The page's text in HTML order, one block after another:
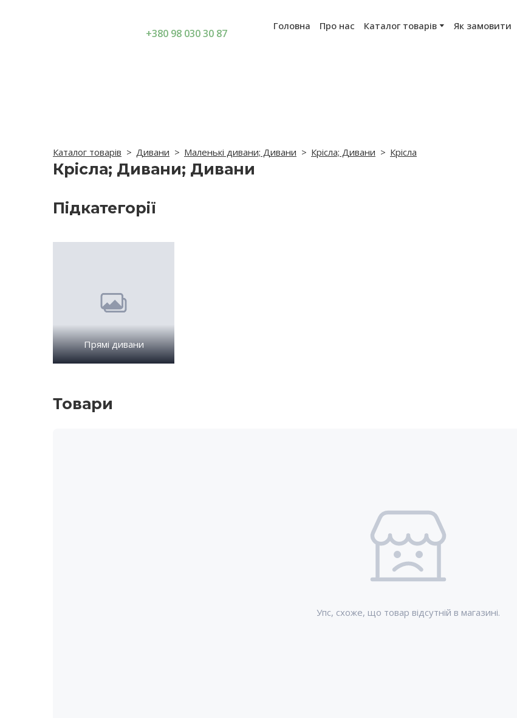
+380 98 030 30 87
Головна Про нас Каталог товарів Як замовити
Каталог товарів Дивани Маленькі дивани; Дивани Крісла; Дивани Крісла
Крісла; Дивани; Дивани
Підкатегорії
Прямі дивани
Товари
Упс, схоже, що товар відсутній в магазині.